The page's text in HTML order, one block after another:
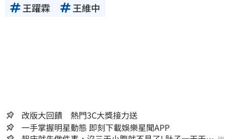
王躍霖
王維中
改版大回饋 熱門3C大獎接力送
一手掌握明星動態 即刻下載娛樂星聞APP